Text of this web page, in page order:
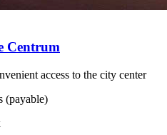
Centrum
access to the city center
(payable)